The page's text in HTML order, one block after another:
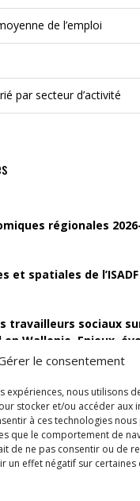
le consentement
expériences, nous utilisons
stocker et/ou accéder aux
à ces technologies
que le comportement de
de ne pas consentir ou de
un effet négatif sur
de l’emploi
par secteur d’activité
régionales
et spatiales de l’ISADF
travailleurs sociaux
en Wallonie. Enjeux,
des Structures
à l’autocréation
infirmier :quels